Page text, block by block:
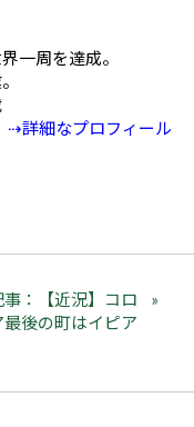
一周を達成。
⇢詳細なプロフィール
事：【近況】コロ
最後の町はイピア